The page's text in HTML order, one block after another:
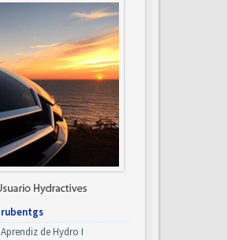
rubentgs
Aprendiz de Hydro I